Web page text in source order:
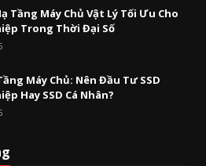
Tầng Máy Chủ Vật Lý Tối Ưu Cho
Trong Thời Đại Số
Máy Chủ: Nên Đầu Tư SSD
Hay SSD Cá Nhân?